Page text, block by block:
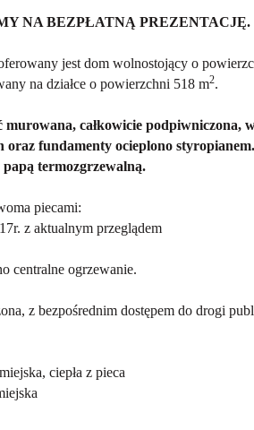
NA BEZPŁATNĄ PREZENTACJĘ.
jest dom wolnostojący o
na działce o powierzchni 518 m2.
murowana, całkowicie podpiwniczona,
oraz fundamenty ocieplono styropianem.
termozgrzewalną.
piecami:
z aktualnym przeglądem
centralne ogrzewanie.
z bezpośrednim dostępem do drogi
ciepła z pieca